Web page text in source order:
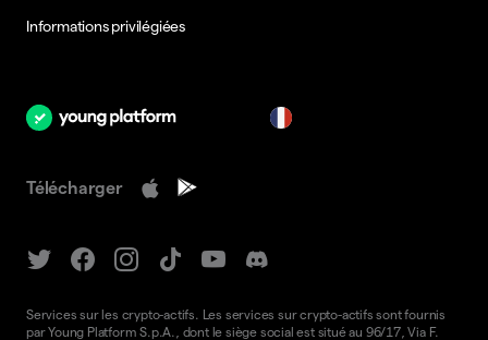
Informations privilégiées
Télécharger
Services sur les crypto-actifs. Les services sur crypto-actifs sont fournis
par Young Platform S.p.A., dont le siège social est situé au 96/17, Via F.